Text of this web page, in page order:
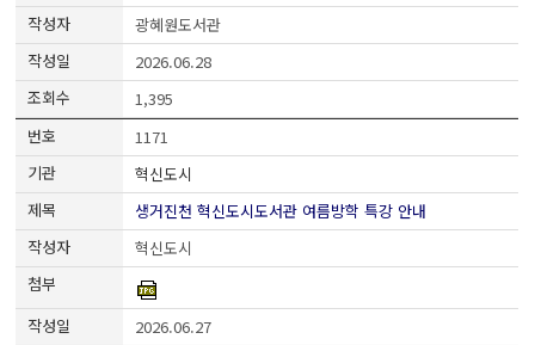
광혜원도서관
2026.06.28
1,395
1171
혁신도시
생거진천 혁신도시도서관 여름방학 특강 안내
혁신도시
2026.06.27